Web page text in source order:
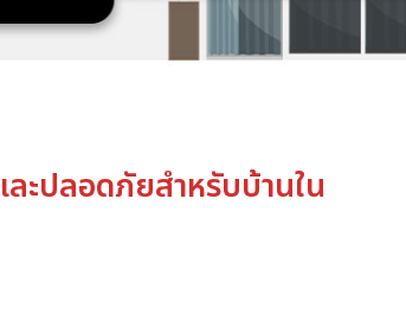
ปลอดภัยสำหรับบ้านใน